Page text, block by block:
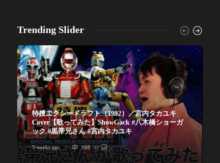
Trending Slider
特捜エクシードラフト（1992）／宮内タカユキ
Cover【歌ってみた】ShowGack #八木橋ショーガ
ック #黒帯兄さん #宮内タカユキ
3 weeks ago 168